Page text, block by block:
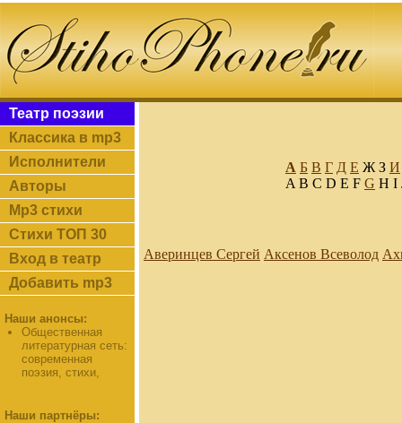
Театр поэзии
Классика в mp3
Исполнители
Авторы
Mp3 стихи
Стихи ТОП 30
Вход в театр
Добавить mp3
Наши анонсы:
Общественная
литературная сеть:
современная
поэзия, стихи,
Наши партнёры:
А Б В Г Д Е Ж З И
A B C D E F G H I
Аверинцев Сергей Аксенов Всеволод